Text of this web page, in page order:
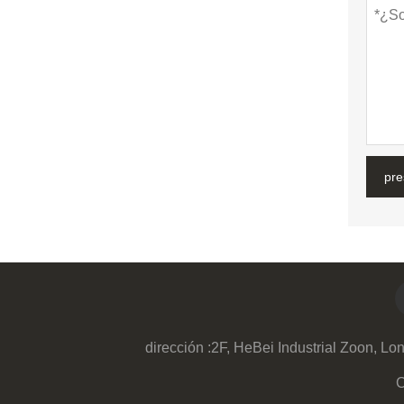
dirección :2F, HeBei Industrial Zoon,